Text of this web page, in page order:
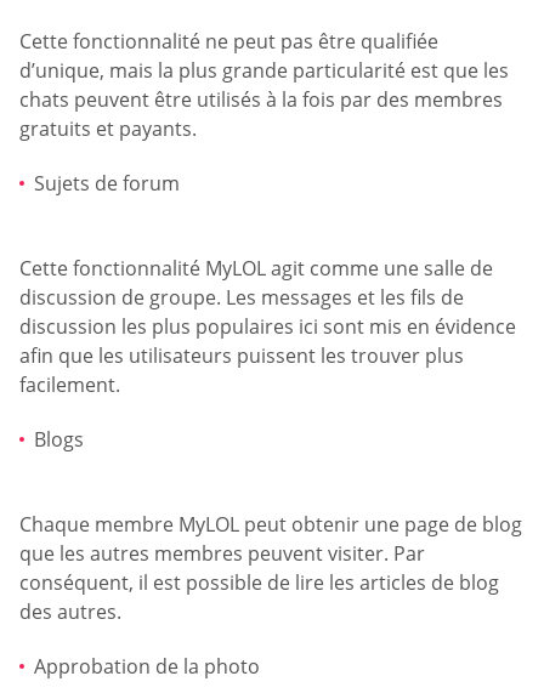
Cette fonctionnalité ne peut pas être qualifiée
d’unique, mais la plus grande particularité est que les
chats peuvent être utilisés à la fois par des membres
gratuits et payants.
Sujets de forum
Cette fonctionnalité MyLOL agit comme une salle de
discussion de groupe. Les messages et les fils de
discussion les plus populaires ici sont mis en évidence
afin que les utilisateurs puissent les trouver plus
facilement.
Blogs
Chaque membre MyLOL peut obtenir une page de blog
que les autres membres peuvent visiter. Par
conséquent, il est possible de lire les articles de blog
des autres.
Approbation de la photo